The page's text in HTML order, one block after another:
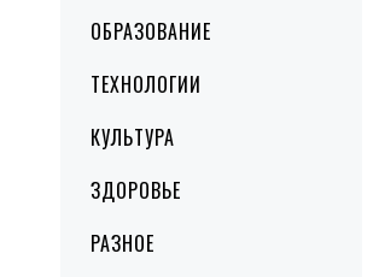
ОБРАЗОВАНИЕ
ТЕХНОЛОГИИ
КУЛЬТУРА
ЗДОРОВЬЕ
РАЗНОЕ